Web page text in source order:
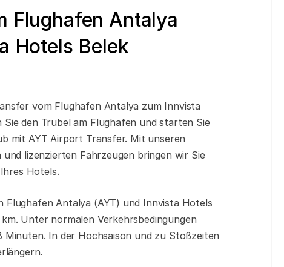
Flughafen Antalya
Hotels Belek
vom Flughafen Antalya zum Innvista
Sie den Trubel am Flughafen und starten Sie
mit AYT Airport Transfer. Mit unseren
lizenzierten Fahrzeugen bringen wir Sie
Hotels.
Flughafen Antalya (AYT) und Innvista Hotels
Unter normalen Verkehrsbedingungen
Minuten. In der Hochsaison und zu Stoßzeiten